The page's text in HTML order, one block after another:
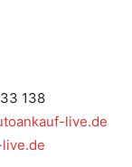
138
live.de